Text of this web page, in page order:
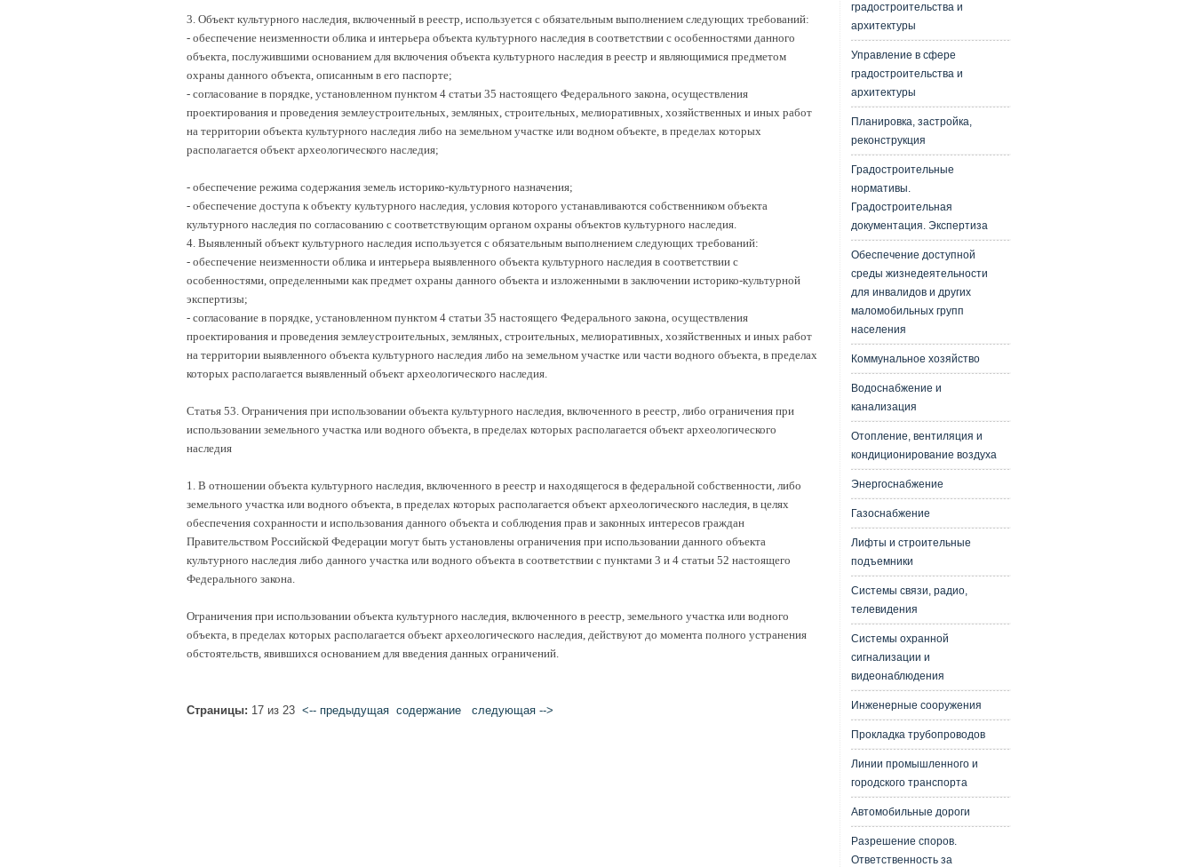
3. Объект культурного наследия, включенный в реестр, используется с обязательным выполнением следующих требований:
- обеспечение неизменности облика и интерьера объекта культурного наследия в соответствии с особенностями данного
объекта, послужившими основанием для включения объекта культурного наследия в реестр и являющимися предметом
охраны данного объекта, описанным в его паспорте;
- согласование в порядке, установленном пунктом 4 статьи 35 настоящего Федерального закона, осуществления
проектирования и проведения землеустроительных, земляных, строительных, мелиоративных, хозяйственных и иных работ
на территории объекта культурного наследия либо на земельном участке или водном объекте, в пределах которых
располагается объект археологического наследия;
- обеспечение режима содержания земель историко-культурного назначения;
- обеспечение доступа к объекту культурного наследия, условия которого устанавливаются собственником объекта
культурного наследия по согласованию с соответствующим органом охраны объектов культурного наследия.
4. Выявленный объект культурного наследия используется с обязательным выполнением следующих требований:
- обеспечение неизменности облика и интерьера выявленного объекта культурного наследия в соответствии с
особенностями, определенными как предмет охраны данного объекта и изложенными в заключении историко-культурной
экспертизы;
- согласование в порядке, установленном пунктом 4 статьи 35 настоящего Федерального закона, осуществления
проектирования и проведения землеустроительных, земляных, строительных, мелиоративных, хозяйственных и иных работ
на территории выявленного объекта культурного наследия либо на земельном участке или части водного объекта, в пределах
которых располагается выявленный объект археологического наследия.
Статья 53. Ограничения при использовании объекта культурного наследия, включенного в реестр, либо ограничения при
использовании земельного участка или водного объекта, в пределах которых располагается объект археологического
наследия
1. В отношении объекта культурного наследия, включенного в реестр и находящегося в федеральной собственности, либо
земельного участка или водного объекта, в пределах которых располагается объект археологического наследия, в целях
обеспечения сохранности и использования данного объекта и соблюдения прав и законных интересов граждан
Правительством Российской Федерации могут быть установлены ограничения при использовании данного объекта
культурного наследия либо данного участка или водного объекта в соответствии с пунктами 3 и 4 статьи 52 настоящего
Федерального закона.
Ограничения при использовании объекта культурного наследия, включенного в реестр, земельного участка или водного
объекта, в пределах которых располагается объект археологического наследия, действуют до момента полного устранения
обстоятельств, явившихся основанием для введения данных ограничений.
Страницы: 17 из 23 <-- предыдущая cодержание следующая -->
градостроительства и
архитектуры
Управление в сфере
градостроительства и
архитектуры
Планировка, застройка,
реконструкция
Градостроительные
нормативы.
Градостроительная
документация. Экспертиза
Обеспечение доступной
среды жизнедеятельности
для инвалидов и других
маломобильных групп
населения
Коммунальное хозяйство
Водоснабжение и
канализация
Отопление, вентиляция и
кондиционирование воздуха
Энергоснабжение
Газоснабжение
Лифты и строительные
подъемники
Системы связи, радио,
телевидения
Системы охранной
сигнализации и
видеонаблюдения
Инженерные сооружения
Прокладка трубопроводов
Линии промышленного и
городского транспорта
Автомобильные дороги
Разрешение споров.
Ответственность за